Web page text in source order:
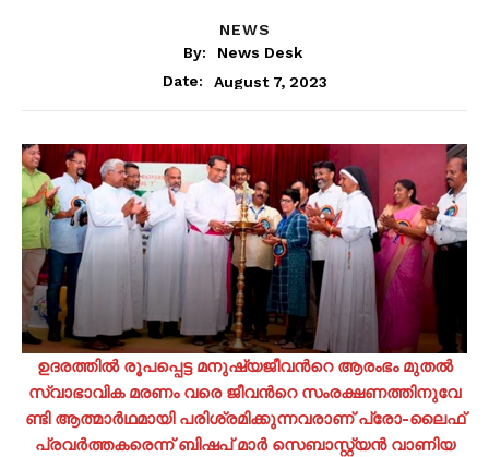
NEWS
By:
News Desk
Date:
August 7, 2023
ഉ​​​ദ​​​ര​​​ത്തി​​​ല്‍ രൂ​​​പ​​​പ്പെ​​​ട്ട മ​​​നു​​​ഷ്യ​​​ജീ​​​വ​​​ന്‍റെ ആ​​​രം​​​ഭം മു​​​ത​​​ല്‍
സ്വാ​​​ഭാ​​​വി​​​ക മ​​​ര​​​ണം വ​​​രെ ജീ​​​വ​​​ന്‍റെ സം​​​ര​​​ക്ഷ​​​ണ​​​ത്തി​​​നു​​​വേ​​​
ണ്ടി ആ​​​ത്മാ​​​ര്‍​ഥ​​​മാ​​​യി പ​​​രി​​​ശ്ര​​​മി​​​ക്കു​​​ന്ന​​​വ​​​രാ​​​ണ് പ്രോ-​​​ലൈ​​​ഫ്
പ്ര​​​വ​​​ര്‍​ത്ത​​​ക​​​രെ​​​ന്ന് ബി​​​ഷ​​​പ് മാ​​​ര്‍ സെ​​​ബാ​​​സ്റ്റ്യ​​​ന്‍ വാ​​​ണി​​​യ​​​